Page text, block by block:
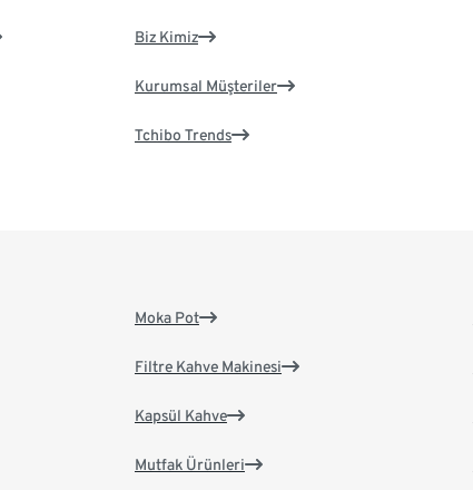
Biz Kimiz
Kurumsal Müşteriler
Tchibo Trends
Moka Pot
Filtre Kahve Makinesi
Kapsül Kahve
Mutfak Ürünleri